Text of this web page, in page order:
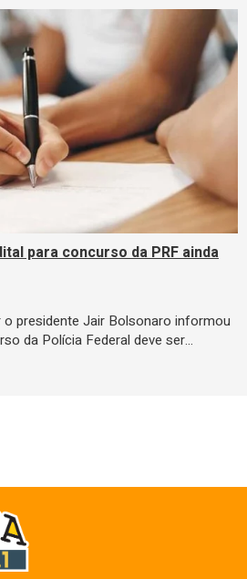
para concurso da PRF ainda
presidente Jair Bolsonaro informou
da Polícia Federal deve ser…